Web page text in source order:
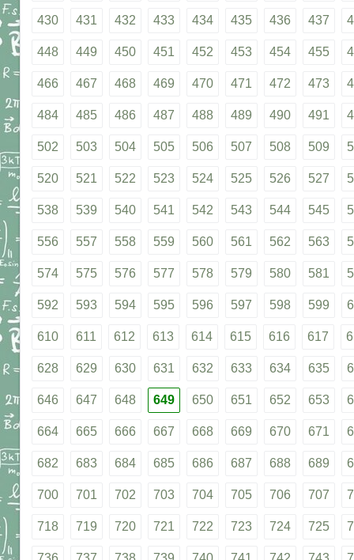
430 431 432 433 434 435 436 437
448 449 450 451 452 453 454 455
466 467 468 469 470 471 472 473
484 485 486 487 488 489 490 491
502 503 504 505 506 507 508 509
520 521 522 523 524 525 526 527
538 539 540 541 542 543 544 545
556 557 558 559 560 561 562 563
574 575 576 577 578 579 580 581
592 593 594 595 596 597 598 599
610 611 612 613 614 615 616 617
628 629 630 631 632 633 634 635
646 647 648 649 650 651 652 653
664 665 666 667 668 669 670 671
682 683 684 685 686 687 688 689
700 701 702 703 704 705 706 707
718 719 720 721 722 723 724 725